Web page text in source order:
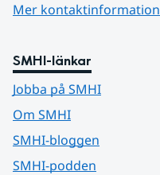
Mer kontaktinformation
SMHI-länkar
Jobba på SMHI
Om SMHI
SMHI-bloggen
SMHI-podden